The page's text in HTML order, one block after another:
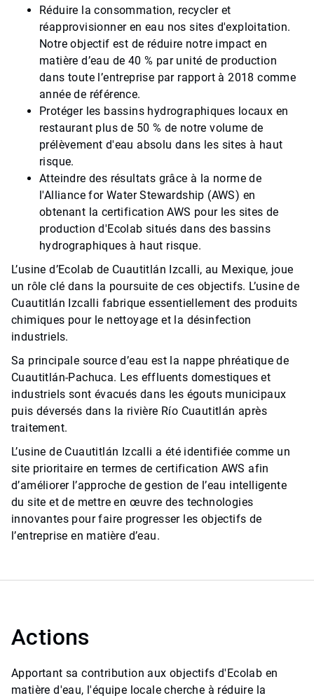
Réduire la consommation, recycler et
réapprovisionner en eau nos sites d'exploitation.
Notre objectif est de réduire notre impact en
matière d’eau de 40 % par unité de production
dans toute l’entreprise par rapport à 2018 comme
année de référence.
Protéger les bassins hydrographiques locaux en
restaurant plus de 50 % de notre volume de
prélèvement d'eau absolu dans les sites à haut
risque.
Atteindre des résultats grâce à la norme de
l'Alliance for Water Stewardship (AWS) en
obtenant la certification AWS pour les sites de
production d'Ecolab situés dans des bassins
hydrographiques à haut risque.
L’usine d’Ecolab de Cuautitlán Izcalli, au Mexique, joue
un rôle clé dans la poursuite de ces objectifs. L’usine de
Cuautitlán Izcalli fabrique essentiellement des produits
chimiques pour le nettoyage et la désinfection
industriels.
Sa principale source d’eau est la nappe phréatique de
Cuautitlán-Pachuca. Les effluents domestiques et
industriels sont évacués dans les égouts municipaux
puis déversés dans la rivière Río Cuautitlán après
traitement.
L’usine de Cuautitlán Izcalli a été identifiée comme un
site prioritaire en termes de certification AWS afin
d’améliorer l’approche de gestion de l’eau intelligente
du site et de mettre en œuvre des technologies
innovantes pour faire progresser les objectifs de
l’entreprise en matière d’eau.
Actions
Apportant sa contribution aux objectifs d'Ecolab en
matière d'eau, l'équipe locale cherche à réduire la